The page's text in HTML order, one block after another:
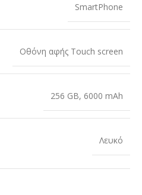
SmartPhone
Οθόνη αφής Touch screen
256 GB, 6000 mAh
Λευκό